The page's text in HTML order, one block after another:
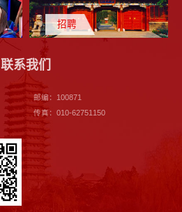
招聘
联系我们
邮编：100871
传真：010-62751150